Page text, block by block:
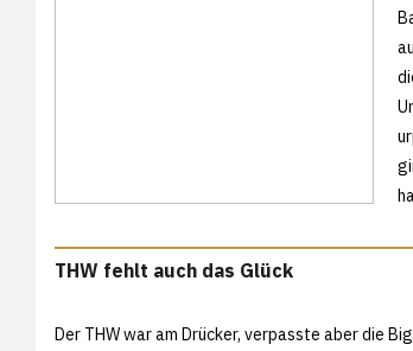
THW fehlt auch das Glück
Der THW war am Drücker, verpasste aber die